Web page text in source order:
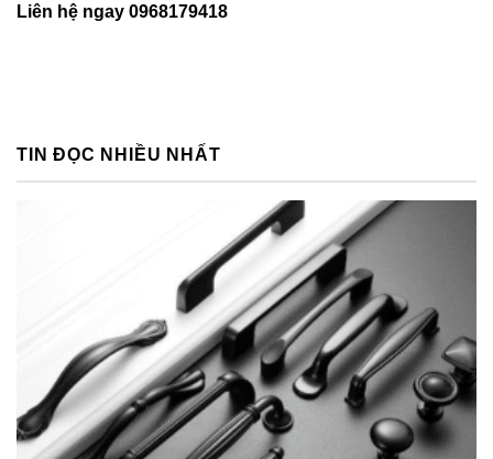
Liên hệ ngay 0968179418
TIN ĐỌC NHIỀU NHẤT